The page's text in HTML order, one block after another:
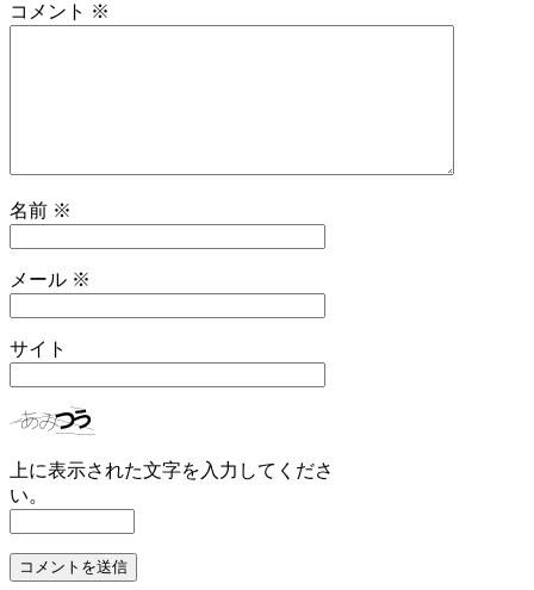
コメント ※
名前 ※
メール ※
サイト
上に表示された文字を入力してくださ
い。